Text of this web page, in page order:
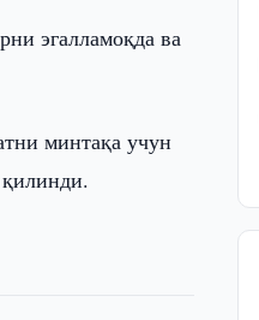
эгалламоқда ва
минтақа учун